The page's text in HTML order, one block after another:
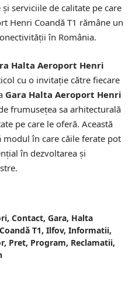
serviciile de calitate pe care
Henri Coandă T1 rămâne un
în România.
Halta Aeroport Henri
cu o invitație către fiecare
Gara Halta Aeroport Henri
frumusețea sa arhitecturală
pe care le oferă. Această
în care căile ferate pot
în dezvoltarea și
, Contact, Gara, Halta
T1, Ilfov, Informatii,
, Pret, Program, Reclamatii,